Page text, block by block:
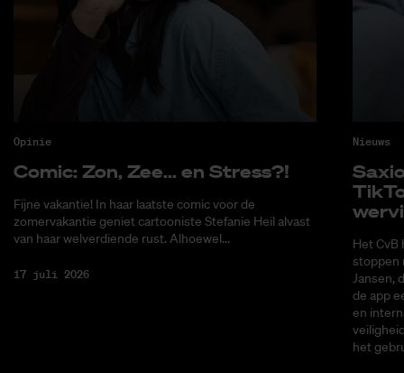
Opinie
Co­mic: Zon, Zee... en Stress?!
Fijne vakantie! In haar laatste comic voor de
zomervakantie geniet cartooniste Stefanie Heil alvast
van haar welverdiende rust. Alhoewel...
17 juli 2026
Nieuws
Het CvB
stoppen
Jansen,
de app
en
het